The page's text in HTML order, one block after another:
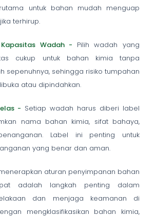
untuk bahan mudah menguap
terhirup.
Wadah - Pilih wadah yang
cukup untuk bahan kimia tanpa
sepenuhnya, sehingga risiko tumpahan
atau dipindahkan.
- Setiap wadah harus diberi label
nama bahan kimia, sifat bahaya,
Label ini penting untuk
yang benar dan aman.
aturan penyimpanan bahan
adalah langkah penting dalam
dan menjaga keamanan di
mengklasifikasikan bahan kimia,